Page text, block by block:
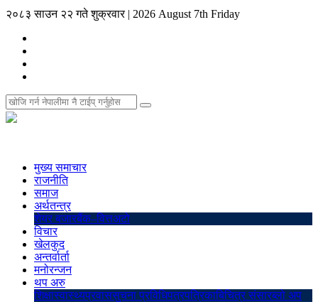
२०८३ साउन २२ गते शुक्रवार | 2026 August 7th Friday
मुख्य समाचार
राजनीति
समाज
अर्थतन्त्र
शेयर बजारबैंक–वित्तअटो
विचार
खेलकुद
अन्तर्वार्ता
मनोरन्जन
थप अरु
शिक्षास्वास्थ्यप्रवाससुचना प्रविधिपत्रपत्रिकाबिचित्र संसारब्लो अप